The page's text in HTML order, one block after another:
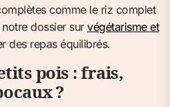
comme le riz complet
dossier sur végétarisme et
des repas équilibrés.
pois : frais,
?